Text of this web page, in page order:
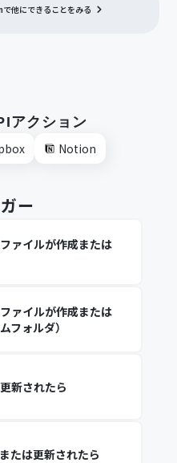
で他にできることをみる
アクション
Notion
ー
ァイルが作成または
ァイルが作成または
フォルダ）
新されたら
たは更新されたら